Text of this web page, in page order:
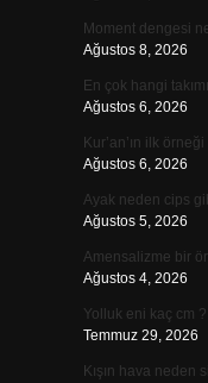
Moment dengesi
Ağustos 8, 2026
En çok hangi
Ağustos 6, 2026
Kur’an’ın ilk
Ağustos 6, 2026
Ayak neden cips
Ağustos 5, 2026
Amensalizme bir
Ağustos 4, 2026
Yolluk eni kaç cm ?
Temmuz 29, 2026
Kışın hava neden